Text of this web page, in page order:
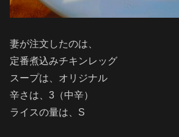
妻が注文したのは、
定番煮込みチキンレッグ
スープは、オリジナル
辛さは、3（中辛）
ライスの量は、S